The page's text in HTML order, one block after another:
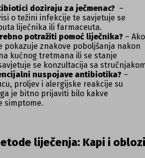
⁤doziraju za ječmenac? ‌ –
o​ težini infekcije te savjetuje⁤ se
liječnika ili farmaceuta.
potražiti pomoć ​liječnika? – Ako
pokazuje znakove poboljšanja nakon⁣
kućnog tretmana ‍ili se stanje
se ⁣konzultacija⁣ sa
nuspojave antibiotika? –
proljev i alergijske reakcije su
je bitno prijaviti bilo kakve
simptome.
liječenja: ⁤Kapi⁤ i oblozi